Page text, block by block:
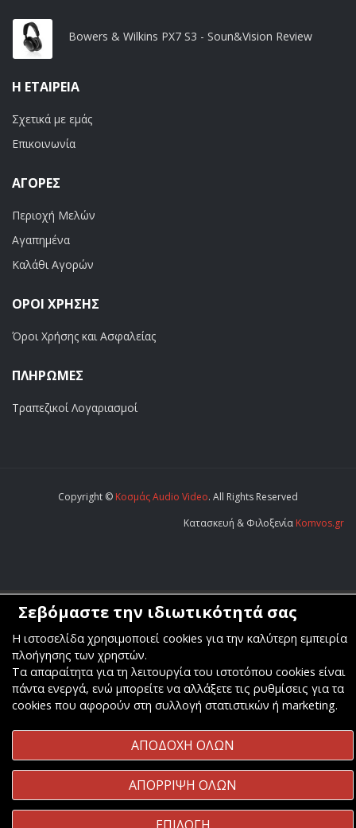
Bowers & Wilkins PX7 S3 - Soun&Vision Review
Η ΕΤΑΙΡΕΊΑ
Σχετικά με εμάς
Επικοινωνία
ΑΓΟΡΈΣ
Περιοχή Μελών
Αγαπημένα
Καλάθι Αγορών
ΟΡΟΙ ΧΡΗΣΗΣ
Όροι Χρήσης και Ασφαλείας
ΠΛΗΡΩΜΕΣ
Τραπεζικοί Λογαριασμοί
Copyright © Κοσμάς Audio Video. All Rights Reserved
Κατασκευή & Φιλοξενία Komvos.gr
Σεβόμαστε την ιδιωτικότητά σας
Η ιστοσελίδα χρησιμοποιεί cookies για την καλύτερη εμπειρία
πλοήγησης των χρηστών.
Τα απαραίτητα για τη λειτουργία του ιστοτόπου cookies είναι
πάντα ενεργά, ενώ μπορείτε να αλλάξετε τις ρυθμίσεις για τα
cookies που αφορούν στη συλλογή στατιστικών ή marketing.
ΑΠΟΔΟΧΗ ΟΛΩΝ
ΑΠΟΡΡΙΨΗ ΟΛΩΝ